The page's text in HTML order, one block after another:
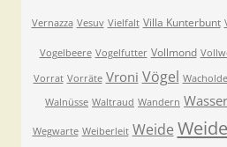
Vernazza Vesuv Vielfalt Villa Kunterbunt
Vogelbeere Vogelfutter Vollmond
Vorrat Vorräte Vroni Vögel
Walnüsse Waltraud Wandern Wasser
Wegwarte Weiberleit Weide